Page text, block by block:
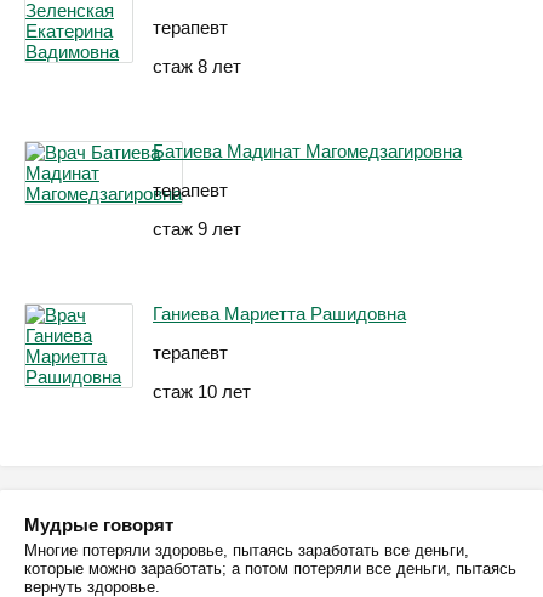
терапевт
стаж 8 лет
Батиева Мадинат Магомедзагировна
терапевт
стаж 9 лет
Ганиева Мариетта Рашидовна
терапевт
стаж 10 лет
Мудрые говорят
Многие потеряли здоровье, пытаясь заработать все деньги,
которые можно заработать; а потом потеряли все деньги, пытаясь
вернуть здоровье.